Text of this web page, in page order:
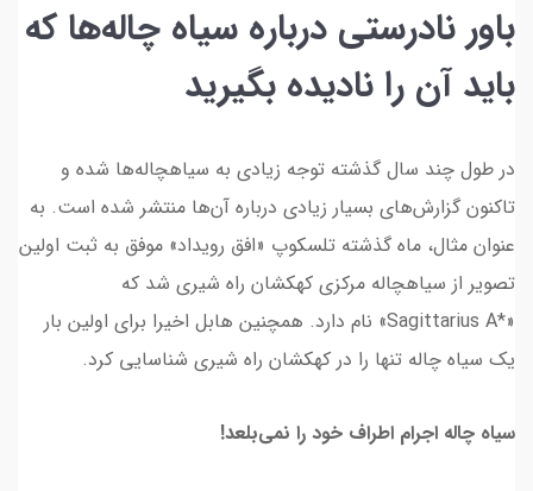
باور نادرستی درباره سیاه چاله‌ها که
باید آن را نادیده بگیرید
در طول چند سال گذشته توجه زیادی به سیاهچاله‌ها شده و
تاکنون گزارش‌های بسیار زیادی درباره آن‌ها منتشر شده است. به
عنوان مثال، ماه گذشته تلسکوپ «افق رویداد» موفق به ثبت اولین
تصویر از سیاهچاله مرکزی کهکشان راه شیری شد که
«*Sagittarius A» نام دارد. همچنین هابل اخیرا برای اولین بار
یک سیاه چاله تنها را در کهکشان راه شیری شناسایی کرد.
سیاه چاله اجرام اطراف خود را نمی‌بلعد!